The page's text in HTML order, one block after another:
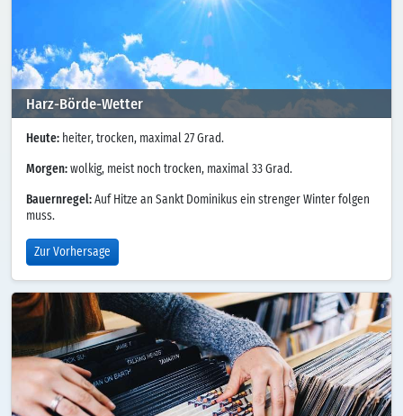
Harz-Börde-Wetter
Heute: heiter, trocken, maximal 27 Grad.
Morgen: wolkig, meist noch trocken, maximal 33 Grad.
Bauernregel: Auf Hitze an Sankt Dominikus ein strenger Winter folgen
muss.
Zur Vorhersage